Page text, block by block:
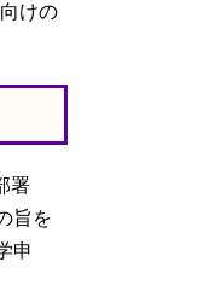
けの
署
旨を
申